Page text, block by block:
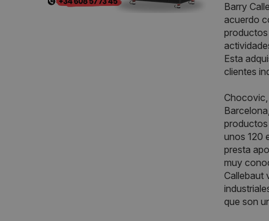
Barry
acuerdo
productos
Esta
clientes
unos 120
presta
muy
Callebaut
que son